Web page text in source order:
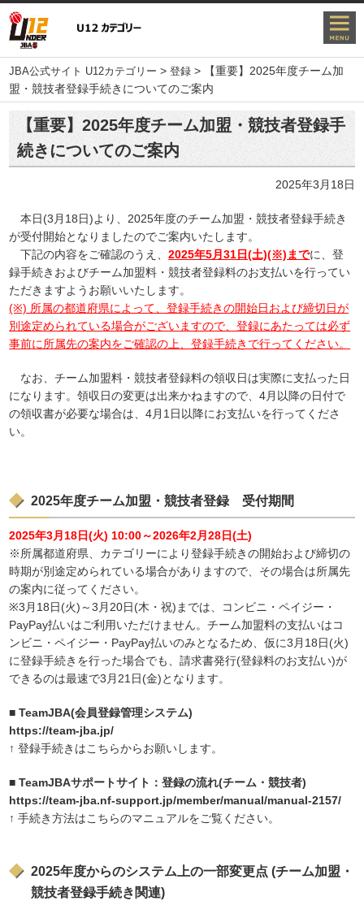
JBA公式サイト U12カテゴリー >登録 >
【重要】2025年度チーム加
盟・競技者登録手続きについてのご案内
【重要】2025年度チーム加盟・競技者登録手
続きについてのご案内
2025年3月18日
本日(3月18日)より、2025年度のチーム加盟・競技者登録手続き
が受付開始となりましたのでご案内いたします。
下記の内容をご確認のうえ、2025年5月31日(土)(※)までに、登
録手続きおよびチーム加盟料・競技者登録料のお支払いを行ってい
ただきますようお願いいたします。
(※) 所属の都道府県によって、登録手続きの開始日および締切日が
別途定められている場合がございますので、登録にあたっては必ず
事前に所属先の案内をご確認の上、登録手続きで行ってください。
なお、チーム加盟料・競技者登録料の領収日は実際に支払った日
になります。領収日の変更は出来かねますので、4月以降の日付で
の領収書が必要な場合は、4月1日以降にお支払いを行ってくださ
い。
2025年度チーム加盟・競技者登録 受付期間
2025年3月18日(火) 10:00～2026年2月28日(土)
※所属都道府県、カテゴリーにより登録手続きの開始および締切の
時期が別途定められている場合がありますので、その場合は所属先
の案内に従ってください。
※3月18日(火)～3月20日(木・祝)までは、コンビニ・ペイジー・
PayPay払いはご利用いただけません。チーム加盟料の支払いはコ
ンビニ・ペイジー・PayPay払いのみとなるため、仮に3月18日(火)
に登録手続きを行った場合でも、請求書発行(登録料のお支払い)が
できるのは最速で3月21日(金)となります。
■ TeamJBA(会員登録管理システム)
https://team-jba.jp/
↑ 登録手続きはこちらからお願いします。
■ TeamJBAサポートサイト：登録の流れ(チーム・競技者)
https://team-jba.nf-support.jp/member/manual/manual-2157/
↑ 手続き方法はこちらのマニュアルをご覧ください。
2025年度からのシステム上の一部変更点 (チーム加盟・
競技者登録手続き関連)